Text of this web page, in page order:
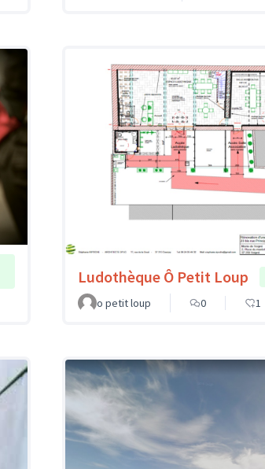
Ludothèque Ô Petit Loup
o petit loup
0 1